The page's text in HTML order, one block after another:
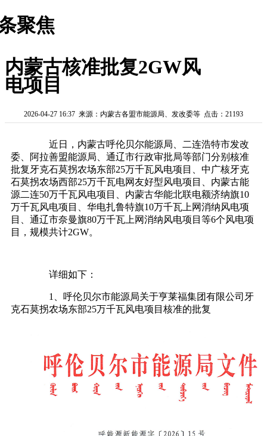
聚焦
内蒙古核准批复2GW风
电项目
2026-04-27 16:37 来源：内蒙古各盟市能源局、发改委等 点击：21193
近日，内蒙古呼伦贝尔能源局、二连浩特市发改
委、阿拉善盟能源局、通辽市行政审批局等部门分别核准
批复牙克石莫拐农场东部25万千瓦风电项目、中广核牙克
石莫拐农场西部25万千瓦电网友好型风电项目、内蒙古能
源二连50万千瓦风电项目、内蒙古华能北联电额济纳旗10
万千瓦风电项目、华电扎鲁特旗10万千瓦上网消纳风电项
目、通辽市奈曼旗80万千瓦上网消纳风电项目等6个风电项
目，规模共计2GW。
详细如下：
1、呼伦贝尔市能源局关于亨莱福集团有限公司牙
克石莫拐农场东部25万千瓦风电项目核准的批复